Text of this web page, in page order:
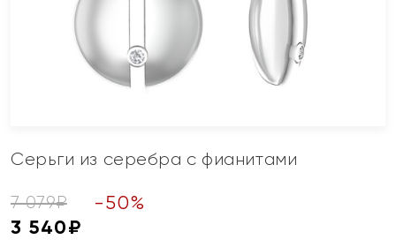
Серьги из серебра с фианитами
7 079₽ -50%
3 540₽